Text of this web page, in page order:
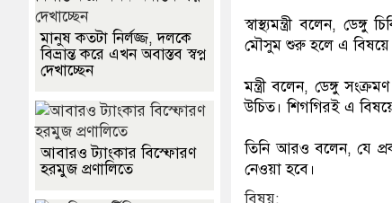
স্বাস্থ্যমন্ত্রী বলেন,
মৌসুম শুরু হলে এ
মন্ত্রী বলেন, ডেঙ্গু
উচিত। শিগগিরই এ
তিনি আরও বলেন, যে
নেওয়া হবে।
বিষয়:
মানুষ কতটা নির্লজ্জ, দলকে
বিভ্রান্ত করে এখন অবাস্তব স্বপ্ন
দেখাচ্ছেন
আবারও ট্যাংকার বিস্ফোরণ
হরমুজ প্রণালিতে